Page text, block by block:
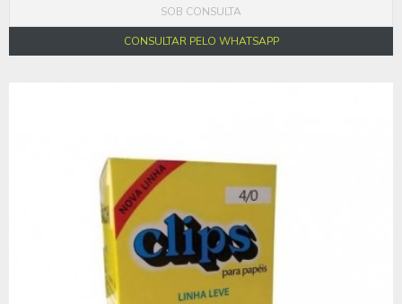
SOB CONSULTA
CONSULTAR PELO WHATSAPP